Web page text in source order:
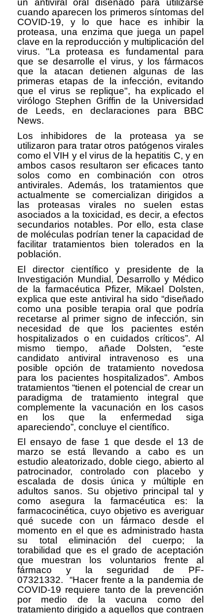
un antiviral oral diseñado para utilizarse
cuando aparecen los primeros síntomas del
COVID-19, y lo que hace es inhibir la
proteasa, una enzima que juega un papel
clave en la reproducción y multiplicación del
virus. "La proteasa es fundamental para
que se desarrolle el virus, y los fármacos
que la atacan detienen algunas de las
primeras etapas de la infección, evitando
que el virus se replique", ha explicado el
virólogo Stephen Griffin de la Universidad
de Leeds, en declaraciones para BBC
News.
Los inhibidores de la proteasa ya se
utilizaron para tratar otros patógenos virales
como el VIH y el virus de la hepatitis C, y en
ambos casos resultaron ser eficaces tanto
solos como en combinación con otros
antivirales. Además, los tratamientos que
actualmente se comercializan dirigidos a
las proteasas virales no suelen estas
asociados a la toxicidad, es decir, a efectos
secundarios notables. Por ello, esta clase
de moléculas podrían tener la capacidad de
facilitar tratamientos bien tolerados en la
población.
El director científico y presidente de la
Investigación Mundial, Desarrollo y Médico
de la farmacéutica Pfizer, Mikael Dolsten,
explica que este antiviral ha sido “diseñado
como una posible terapia oral que podría
recetarse al primer signo de infección, sin
necesidad de que los pacientes estén
hospitalizados o en cuidados críticos”. Al
mismo tiempo, añade Dolsten, “este
candidato antiviral intravenoso es una
posible opción de tratamiento novedosa
para los pacientes hospitalizados”. Ambos
tratamientos “tienen el potencial de crear un
paradigma de tratamiento integral que
complemente la vacunación en los casos
en los que la enfermedad siga
apareciendo”, concluye el científico.
El ensayo de fase 1 que desde el 13 de
marzo se está llevando a cabo es un
estudio aleatorizado, doble ciego, abierto al
patrocinador, controlado con placebo y
escalada de dosis única y múltiple en
adultos sanos. Su objetivo principal tal y
como asegura la farmacéutica es: la
farmacocinética, cuyo objetivo es averiguar
qué sucede con un fármaco desde el
momento en el que es administrado hasta
su total eliminación del cuerpo; la
torabilidad que es el grado de aceptación
que muestran los voluntarios frente al
fármaco y la seguridad de PF-
07321332. “Hacer frente a la pandemia de
COVID-19 requiere tanto de la prevención
por medio de la vacuna como del
tratamiento dirigido a aquellos que contraen